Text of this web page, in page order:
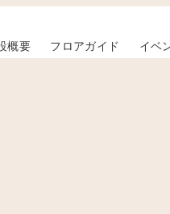
概要 フロアガイド イベ